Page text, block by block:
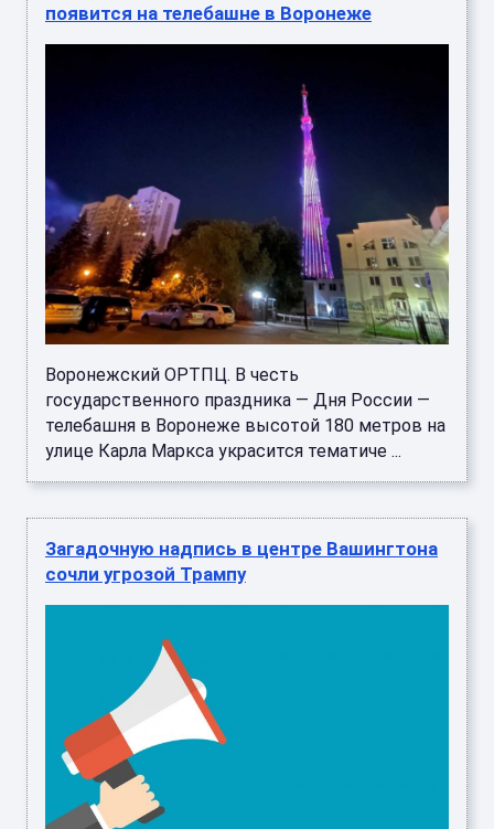
появится на телебашне в Воронеже
Воронежский ОРТПЦ. В честь
государственного праздника — Дня России —
телебашня в Воронеже высотой 180 метров на
улице Карла Маркса украсится тематиче ...
Загадочную надпись в центре Вашингтона
сочли угрозой Трампу